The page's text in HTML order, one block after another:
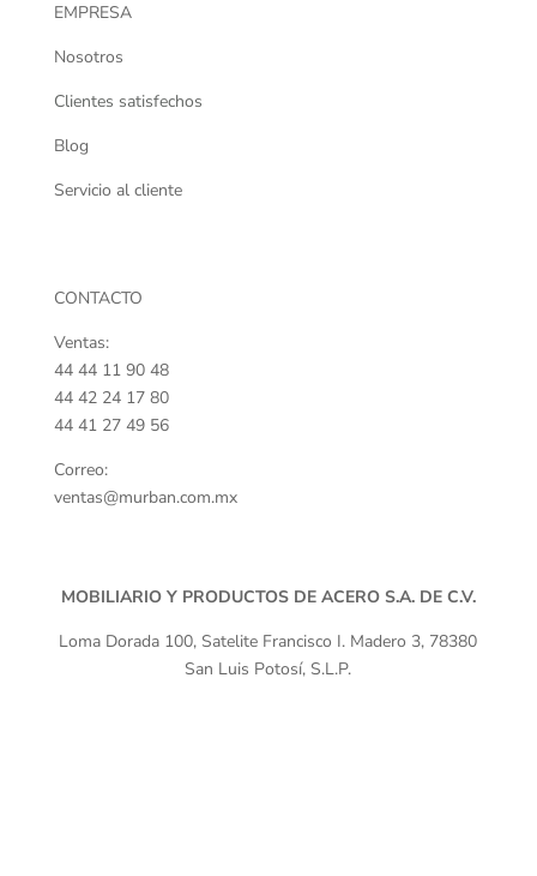
EMPRESA
Nosotros
Clientes satisfechos
Blog
Servicio al cliente
CONTACTO
Ventas:
44 44 11 90 48
44 42 24 17 80
44 41 27 49 56
Correo:
ventas@murban.com.mx
MOBILIARIO Y PRODUCTOS DE ACERO S.A. DE C.V.
Loma Dorada 100, Satelite Francisco I. Madero 3, 78380
San Luis Potosí, S.L.P.